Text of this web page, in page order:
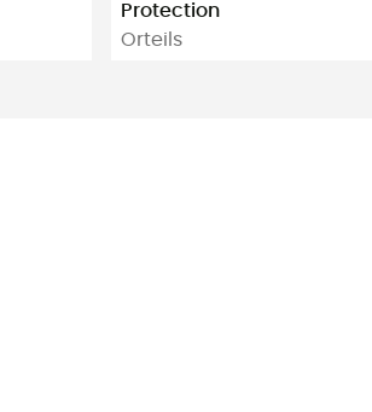
Protection
Orteils